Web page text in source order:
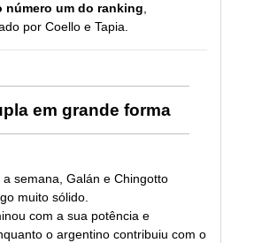
número um do ranking
por Coello e Tapia.
em grande forma
semana, Galán e Chingotto
muito sólido.
com a sua potência e
o argentino contribuiu com o